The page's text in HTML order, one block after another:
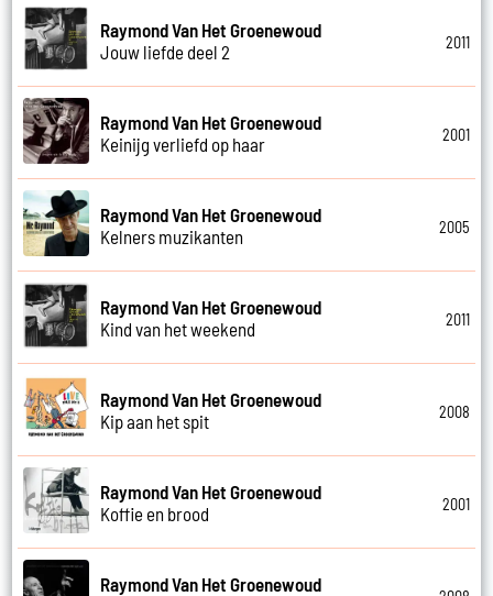
Raymond Van Het Groenewoud
Jouw liefde deel 2
2011
Raymond Van Het Groenewoud
Keinijg verliefd op haar
2001
Raymond Van Het Groenewoud
Kelners muzikanten
2005
Raymond Van Het Groenewoud
Kind van het weekend
2011
Raymond Van Het Groenewoud
Kip aan het spit
2008
Raymond Van Het Groenewoud
Koffie en brood
2001
Raymond Van Het Groenewoud